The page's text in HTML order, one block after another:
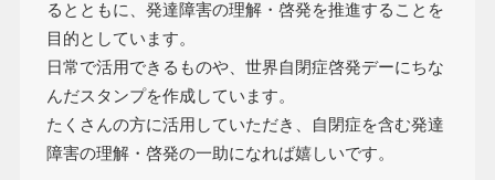
るとともに、発達障害の理解・啓発を推進することを
目的としています。
日常で活用できるものや、世界自閉症啓発デーにちな
んだスタンプを作成しています。
たくさんの方に活用していただき、自閉症を含む発達
障害の理解・啓発の一助になれば嬉しいです。